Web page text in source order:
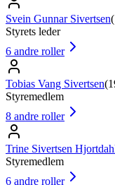
Svein Gunnar Sivertsen(
Styrets leder
6 andre roller
Tobias Vang Sivertsen(
Styremedlem
8 andre roller
Trine Sivertsen
Styremedlem
6 andre roller